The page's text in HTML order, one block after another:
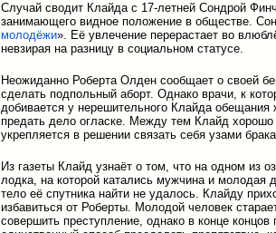
Случай сводит Клайда с 17-летней Сондрой
занимающего видное положение в обществе.
молодёжи». Её увлечение перерастает во
невзирая на разницу в социальном статусе.
Неожиданно Роберта Олден сообщает о своей
сделать подпольный аборт. Однако врачи, к
добивается у нерешительного Клайда
предать дело огласке. Между тем Клайд
укрепляется в решении связать себя узами
Из газеты Клайд узнаёт о том, что на одном из
лодка, на которой катались мужчина и молодая
тело её спутника найти не удалось. Клайду
избавиться от Роберты. Молодой человек
совершить преступление, однако в конце концов